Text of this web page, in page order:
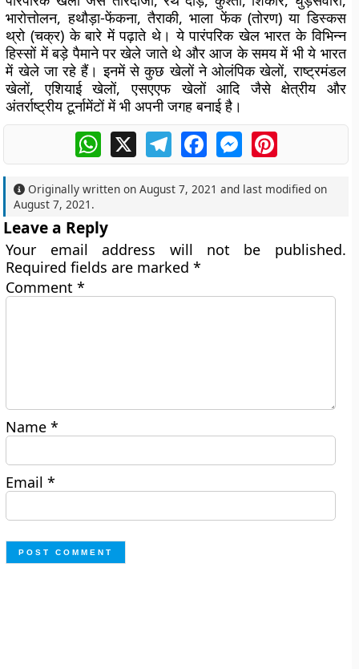
भारोत्तोलन, हथौड़ा-फेंकना, तैराकी, भाला फेंक (तोरण) या डिस्कस
थ्रो (चक्र) के बारे में पढ़ाते थे। ये पारंपरिक खेल भारत के विभिन्न
हिस्सों में बड़े पैमाने पर खेले जाते थे और आज के समय में भी ये भारत
में खेले जा रहे हैं। इनमें से कुछ खेलों ने ओलंपिक खेलों, राष्ट्रमंडल
खेलों, एशियाई खेलों, एसएएफ खेलों आदि जैसे क्षेत्रीय और
अंतर्राष्ट्रीय टूर्नामेंटों में भी अपनी जगह बनाई है।
WhatsApp
X TelegramFacebookMessengerPinterest
Originally written onAugust 7, 2021 and last modified on
August 7, 2021 .
Leave a Reply
Your email address will not be published.
Required fields are marked*
Comment*
Name*
Email*